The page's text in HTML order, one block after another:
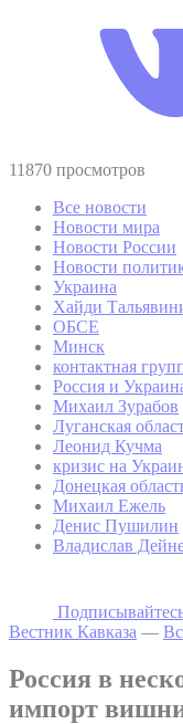
11870 просмотров
Все новости
Новости мира
Новости России
Новости
Украина
Хайди
ОБСЕ
Минск
контактная
Россия и
Михаил Зурабов
Луганская
Леонид Кучма
кризис на
Донецкая
Михаил Ежель
Денис Пушилин
Владислав
Вестник Кавказа —
Россия в
импорт